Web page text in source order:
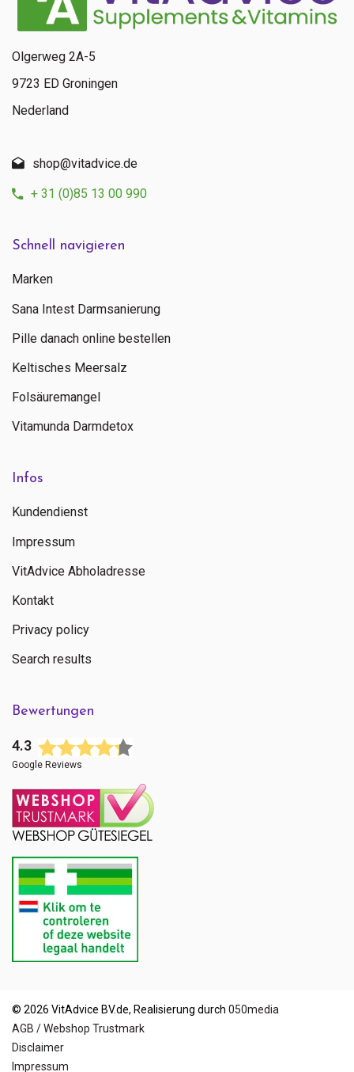
Schnell navigieren
Marken
Sana Intest Darmsanierung
Pille danach online bestellen
Keltisches Meersalz
Folsäuremangel
Vitamunda Darmdetox
Infos
Kundendienst
Impressum
VitAdvice Abholadresse
Kontakt
Privacy policy
Search results
Bewertungen
4.3
Google Reviews
Olgerweg 2A-5
9723 ED Groningen
Nederland
shop@vitadvice.de
+ 31 (0)85 13 00 990
© 2026 VitAdvice BV.de, Realisierung durch 050media
AGB / Webshop Trustmark
Disclaimer
Impressum